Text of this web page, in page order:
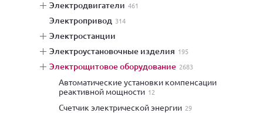
электродвигатели 461
электропривод 314
электростанции
электроустановочные изделия 195
электрощитовое оборудование 2683
автоматические установки компенсации
реактивной мощности 12
счетчик электрической энергии 29